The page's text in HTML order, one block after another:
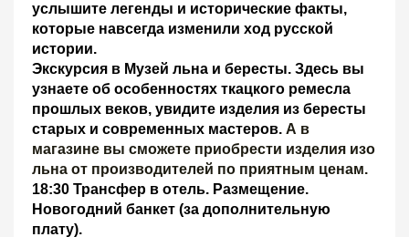
услышите легенды и исторические факты,
которые навсегда изменили ход русской
истории.
Экскурсия в Музей льна и бересты. Здесь вы
узнаете об особенностях ткацкого ремесла
прошлых веков, увидите изделия из бересты
старых и современных мастеров. А в
магазине вы сможете приобрести изделия изо
льна от производителей по приятным ценам.
18:30 Трансфер в отель. Размещение.
Новогодний банкет (за дополнительную
плату).